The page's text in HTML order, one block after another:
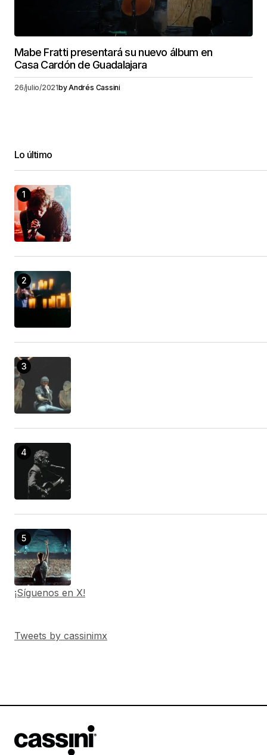
Mabe Fratti presentará su nuevo álbum en
Casa Cardón de Guadalajara
26/julio/2021byAndrés Cassini
Lo último
¡Síguenos en X!
Tweets by cassinimx